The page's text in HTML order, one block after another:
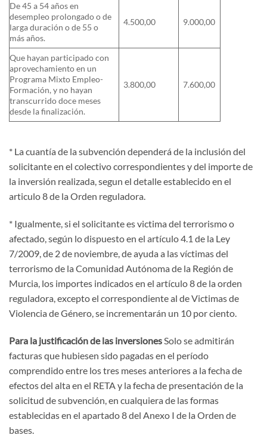
De 45 a 54 años en
desempleo prolongado o de
larga duración o de 55 o
más años.
4.500,00 9.000,00
Que hayan participado con
aprovechamiento en un
Programa Mixto Empleo-
Formación, y no hayan
transcurrido doce meses
desde la finalización.
3.800,00 7.600,00
* La cuantía de la subvención dependerá de la inclusión del
solicitante en el colectivo correspondientes y del importe de
la inversión realizada, segun el detalle establecido en el
articulo 8 de la Orden reguladora.
* Igualmente, si el solicitante es victima del terrorismo o
afectado, según lo dispuesto en el artículo 4.1 de la Ley
7/2009, de 2 de noviembre, de ayuda a las víctimas del
terrorismo de la Comunidad Autónoma de la Región de
Murcia, los importes indicados en el artículo 8 de la orden
reguladora, excepto el correspondiente al de Victimas de
Violencia de Género, se incrementarán un 10 por ciento.
Para la justificación de las inversiones Solo se admitirán
facturas que hubiesen sido pagadas en el período
comprendido entre los tres meses anteriores a la fecha de
efectos del alta en el RETA y la fecha de presentación de la
solicitud de subvención, en cualquiera de las formas
establecidas en el apartado 8 del Anexo I de la Orden de
bases.